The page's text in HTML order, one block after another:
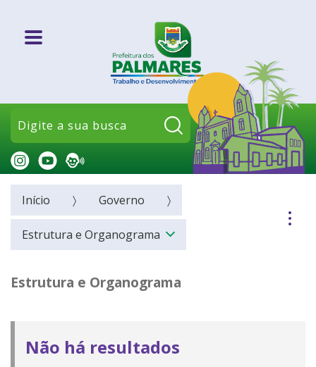
Pesquisar:
Início Governo
Estrutura e Organograma
Estrutura e Organograma
Não há resultados